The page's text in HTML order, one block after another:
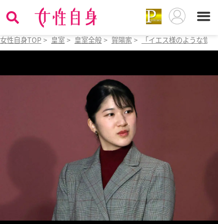
女性自身TOP > 皇室 > 皇室全般 > 賀陽家 > 「イエス様のような覚